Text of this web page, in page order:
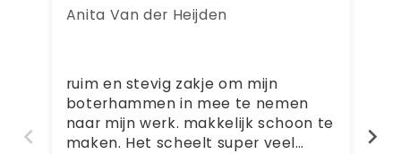
Anita Van der Heijden
ruim en stevig zakje om mijn
boterhammen in mee te nemen
naar mijn werk. makkelijk schoon te
maken. Het scheelt super veel